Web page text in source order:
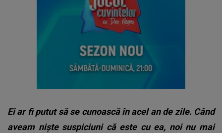
Ei ar fi putut să se cunoască în acel an de zile. Când
aveam niște suspiciuni că este cu ea, noi nu mai